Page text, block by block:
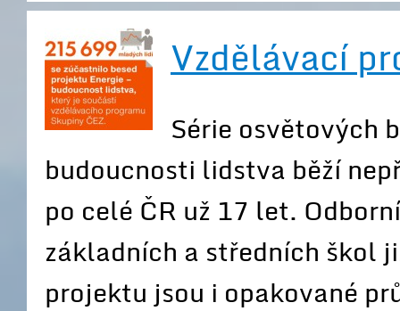
Vzdělávací
Série osvětových
budoucnosti lidstva běží
po celé ČR už 17 let.
základních a středních škol
projektu jsou i opakované